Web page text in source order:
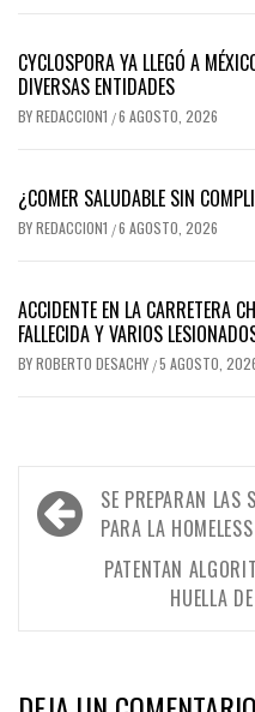
CYCLOSPORA YA LLEGÓ A
DIVERSAS ENTIDADES
BYREDACCION1 /6 AGOSTO, 2026
¿COMER SALUDABLE SIN
BYREDACCION1 /6 AGOSTO, 2026
ACCIDENTE EN LA CARRETERA
FALLECIDA Y VARIOS
BYROBERTO DESACHY /5 AGOSTO,
Navegación
de
entradas
SE PREPARAN LAS
PARA LA
PATENTAN
HUELLA